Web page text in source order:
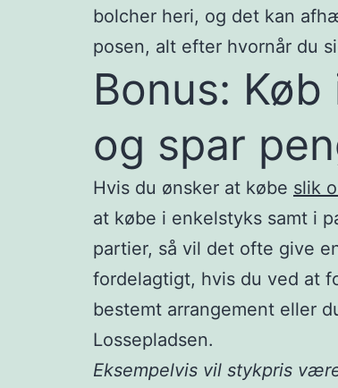
bolcher heri, og det kan
posen, alt efter hvornår du
Bonus:
og spar
Hvis du ønsker at købe slik
at købe i enkelstyks samt i
partier, så vil det ofte give
fordelagtigt, hvis du ved at
bestemt arrangement eller
Lossepladsen.
Eksempelvis vil stykpris